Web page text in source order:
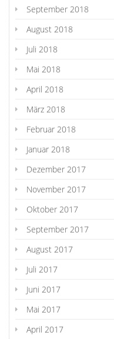
September 2018
August 2018
Juli 2018
Mai 2018
April 2018
März 2018
Februar 2018
Januar 2018
Dezember 2017
November 2017
Oktober 2017
September 2017
August 2017
Juli 2017
Juni 2017
Mai 2017
April 2017